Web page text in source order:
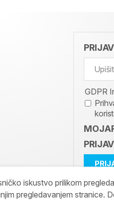
GDPR
iskustvo prilikom
pregledavanjem stranice.